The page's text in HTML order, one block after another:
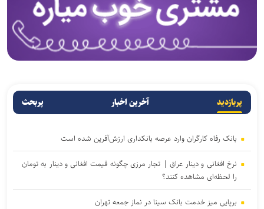
پربازدید آخرین اخبار پربحث
بانک رفاه کارگران وارد عرصه بانکداری ارزش‌آفرین شده است
نرخ افغانی و دینار عراق | تجار مرزی چگونه قیمت افغانی و دینار به تومان
را لحظه‌ای مشاهده کنند؟
برپایی میز خدمت بانک سینا در نماز جمعه تهران